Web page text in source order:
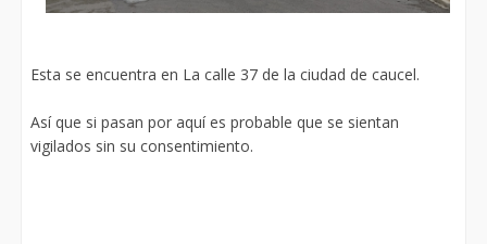
Esta se encuentra en La calle 37 de la ciudad de caucel.
Así que si pasan por aquí es probable que se sientan
vigilados sin su consentimiento.